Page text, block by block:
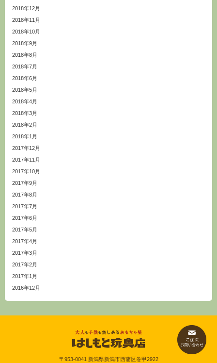
2018年12月
2018年11月
2018年10月
2018年9月
2018年8月
2018年7月
2018年6月
2018年5月
2018年4月
2018年3月
2018年2月
2018年1月
2017年12月
2017年11月
2017年10月
2017年9月
2017年8月
2017年7月
2017年6月
2017年5月
2017年4月
2017年3月
2017年2月
2017年1月
2016年12月
〒953-0041 新潟県新潟市西蒲区巻甲2922